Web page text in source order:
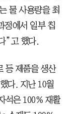
물 사용량을 최
정에서 일부 칩
”고 했다.
등 제품을 생산
다. 지난 10월
석은 100% 재활